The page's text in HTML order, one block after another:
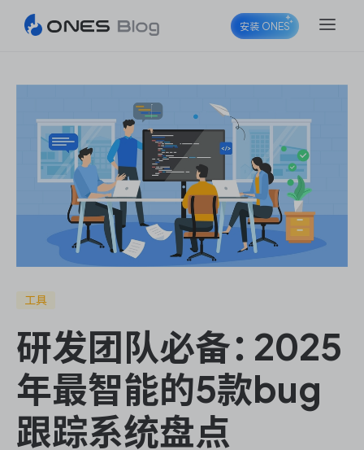
ONES Project
ONES Wiki
ONES Desk
ONES Assistant
安装 ONES
工具
研发团队必备：2025
年最智能的5款bug
跟踪系统盘点